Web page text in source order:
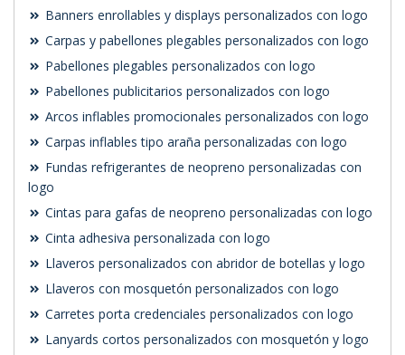
Banners enrollables y displays personalizados con logo
Carpas y pabellones plegables personalizados con logo
Pabellones plegables personalizados con logo
Pabellones publicitarios personalizados con logo
Arcos inflables promocionales personalizados con logo
Carpas inflables tipo araña personalizadas con logo
Fundas refrigerantes de neopreno personalizadas con
logo
Cintas para gafas de neopreno personalizadas con logo
Cinta adhesiva personalizada con logo
Llaveros personalizados con abridor de botellas y logo
Llaveros con mosquetón personalizados con logo
Carretes porta credenciales personalizados con logo
Lanyards cortos personalizados con mosquetón y logo